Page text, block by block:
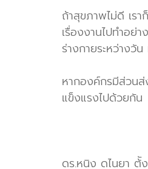
ถ้าสุขภาพไม่ดี เร
เรื่องงานไปทำอย่
ร่างกายระหว่างวั
หากองค์กรมีส่วนส่
แข็งแรงไปด้วยกัน
ดร.หนิง ดไนยา ต้ั